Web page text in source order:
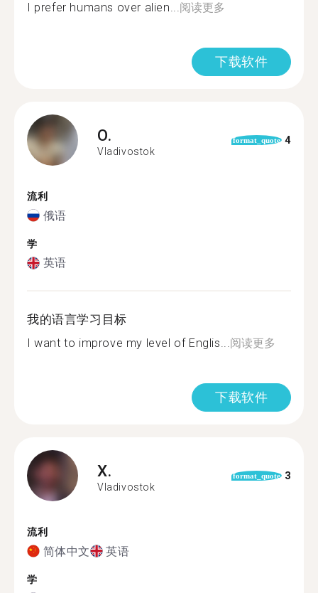
I prefer humans over alien...阅读更多
下载软件
O.
Vladivostok
format_quote 4
流利
俄语
学
英语
我的语言学习目标
I want to improve my level of Englis...阅读更多
下载软件
X.
Vladivostok
format_quote 3
流利
简体中文 英语
学